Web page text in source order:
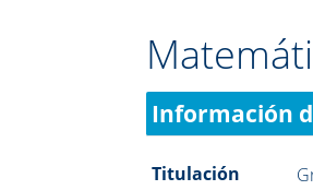
Información
Titulación